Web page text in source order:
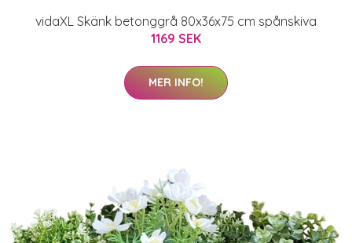
vidaXL Skänk betonggrå 80x36x75 cm spånskiva
1169 SEK
MER INFO!